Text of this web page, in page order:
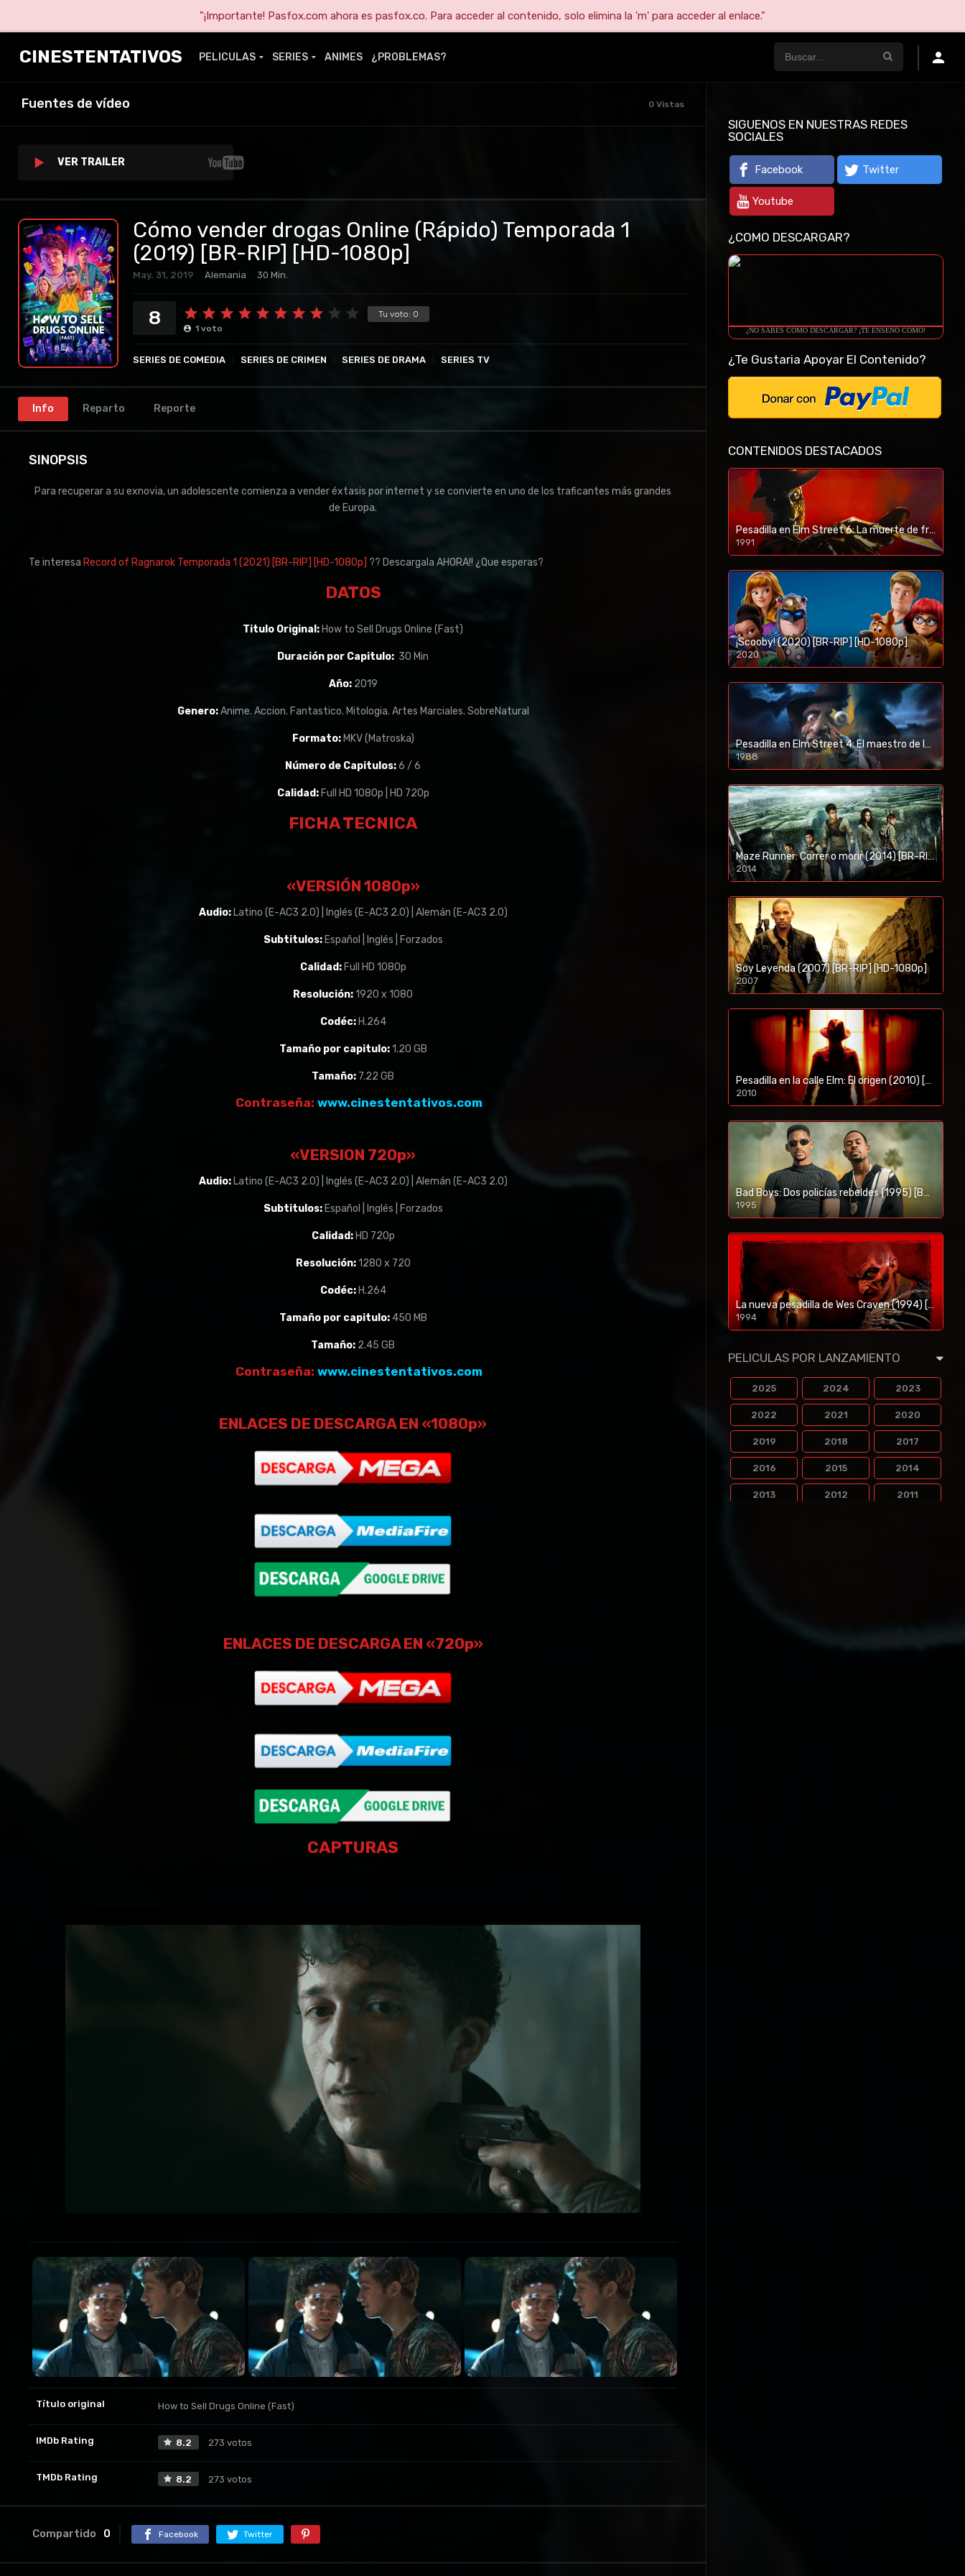
"¡Importante! Pasfox.com ahora es pasfox.co. Para acceder al contenido, solo elimina la 'm' para acceder al enlace."
CINESTENTATIVOS PELICULAS SERIES ANIMES ¿PROBLEMAS?
Fuentes de vídeo 0 Vistas
VER TRAILER
Cómo vender drogas Online (Rápido) Temporada 1
(2019) [BR-RIP] [HD-1080p]
May. 31, 2019 Alemania 30 Min.
Tu voto: 0
8 1 voto
SERIES DE COMEDIA SERIES DE CRIMEN SERIES DE DRAMA SERIES TV
Info Reparto Reporte
SINOPSIS
Para recuperar a su exnovia, un adolescente comienza a vender éxtasis por internet y se convierte en uno de los traficantes más grandes
de Europa.
Te interesa Record of Ragnarok Temporada 1 (2021) [BR-RIP] [HD-1080p] ?? Descargala AHORA!! ¿Que esperas?
DATOS
Titulo Original: How to Sell Drugs Online (Fast)
Duración por Capitulo: 30 Min
Año:2019
Genero:Anime. Accion. Fantastico. Mitologia. Artes Marciales. SobreNatural
Formato: MKV (Matroska)
Número de Capitulos:6 / 6
Calidad: Full HD 1080p | HD 720p
FICHA TECNICA
«VERSIÓN 1080p»
Audio:Latino (E-AC3 2.0) | Inglés (E-AC3 2.0) | Alemán (E-AC3 2.0)
Subtitulos: Español | Inglés | Forzados
Calidad: Full HD 1080p
Resolución:1920 x 1080
Codéc: H.264
Tamaño por capitulo:1.20 GB
Tamaño: 7.22 GB
Contraseña: www.cinestentativos.com
«VERSION 720p»
Audio:Latino (E-AC3 2.0) | Inglés (E-AC3 2.0) | Alemán (E-AC3 2.0)
Subtitulos: Español | Inglés | Forzados
Calidad: HD 720p
Resolución:1280 x 720
Codéc: H.264
Tamaño por capitulo:450 MB
Tamaño: 2.45 GB
Contraseña: www.cinestentativos.com
ENLACES DE DESCARGA EN «1080p»
ENLACES DE DESCARGA EN «720p»
CAPTURAS
Título original How to Sell Drugs Online (Fast)
IMDb Rating 8.2 273 votos
TMDb Rating 8.2 273 votos
Compartido 0 Facebook Twitter
SIGUENOS EN NUESTRAS REDES
SOCIALES
Facebook Twitter
Youtube
¿COMO DESCARGAR?
¿NO SABES COMO DESCARGAR? ¡TE ENSEÑO COMO!
¿Te Gustaria Apoyar El Contenido?
CONTENIDOS DESTACADOS
Pesadilla en Elm Street 6: La muerte de freddy (1991) [BR-RIP] [HD-1080p]
1991
¡Scooby! (2020) [BR-RIP] [HD-1080p]
2020
1080p/720p
Pesadilla en Elm Street 4: El maestro de los sueños (1988) [BR-RIP] [HD-1080p]
1988
Maze Runner: Correr o morir (2014) [BR-RIP] [HD-1080p]
2014
1080p/720p
Soy Leyenda (2007) [BR-RIP] [HD-1080p]
2007
1080p/720p
Pesadilla en la calle Elm: El origen (2010) [BR-RIP] [HD-1080p]
2010
1080p/720p
Bad Boys: Dos policías rebeldes (1995) [BR-RIP] [HD-1080p]
1995
1080p/720p
La nueva pesadilla de Wes Craven (1994) [BR-RIP] [HD-1080p]
1994
1080p/720p
PELICULAS POR LANZAMIENTO
2025 2024 2023
2022 2021 2020
2019 2018 2017
2016 2015 2014
2013 2012 2011